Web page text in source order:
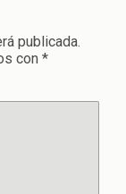
publicada.
con *